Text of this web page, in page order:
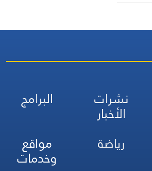
نشرات
الأخبار
البرامج
رياضة مواقع
وخدمات